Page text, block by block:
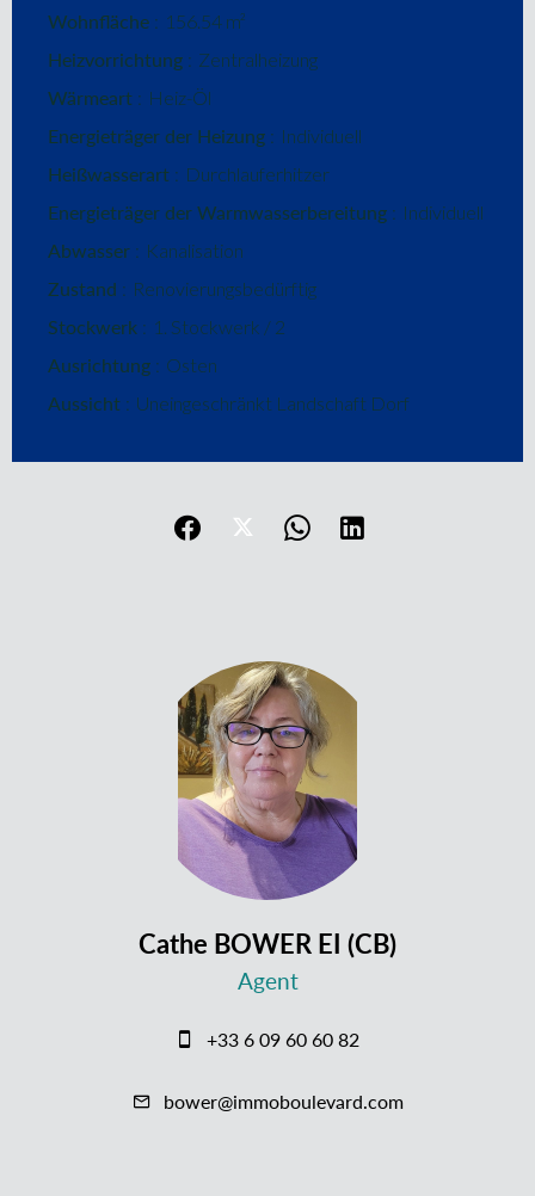
Wohnfläche 156.54 m²
Heizvorrichtung Zentralheizung
Wärmeart Heiz-Öl
Energieträger der Heizung Individuell
Heißwasserart Durchlauferhitzer
Energieträger der Warmwasserbereitung Individuell
Abwasser Kanalisation
Zustand Renovierungsbedürftig
Stockwerk 1. Stockwerk / 2
Ausrichtung Osten
Aussicht Uneingeschränkt Landschaft Dorf
Cathe BOWER EI (CB)
Agent
+33 6 09 60 60 82
bower@immoboulevard.com